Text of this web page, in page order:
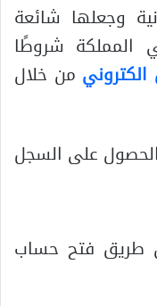
وجعلها شائعة
المملكة شروطًا
من خلال
الحصول على السجل
طريق فتح حساب